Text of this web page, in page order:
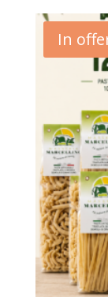
In